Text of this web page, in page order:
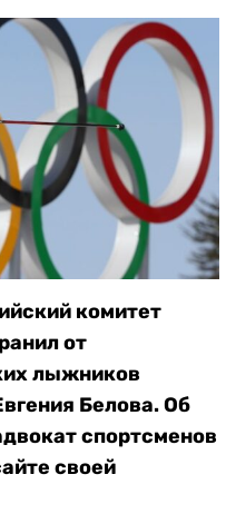
комитет
от
лыжников
Белова. Об
спортсменов
своей